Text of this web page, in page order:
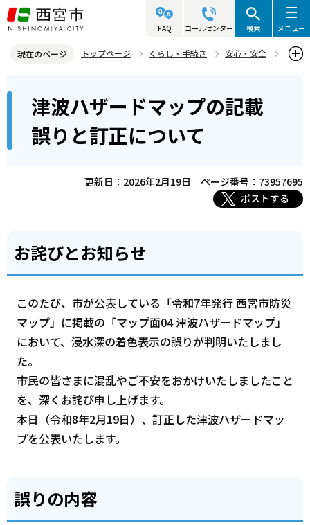
こ
の
ジ
頭
FAQ コールセンター 検索 メニュー
現在のページ トップページ くらし・手続き
安心・安全
ハザードマップについて
津波ハザードマップの記載
誤りと訂正について
更新日：2026年2月19日
ページ番号：73957695
ポストする
お詫びとお知らせ
このたび、市が公表している「令和7年発行 西宮市防災
マップ」に掲載の「マップ面04 津波ハザードマップ」
において、浸水深の着色表示の誤りが判明いたしまし
た。
市民の皆さまに混乱やご不安をおかけいたしましたこと
を、深くお詫び申し上げます。
本日（令和8年2月19日）、訂正した津波ハザードマッ
プを公表いたします。
誤りの内容